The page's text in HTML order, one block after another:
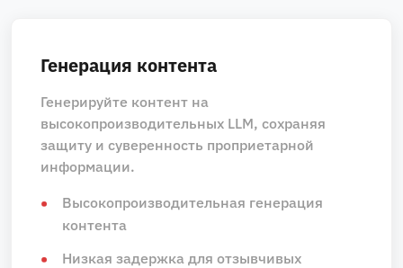
Генерация контента
Генерируйте контент на
высокопроизводительных LLM, сохраняя
защиту и суверенность проприетарной
информации.
Высокопроизводительная генерация
контента
Низкая задержка для отзывчивых